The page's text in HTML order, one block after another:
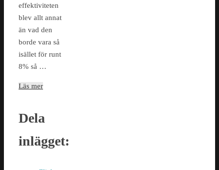
effektiviteten
blev allt annat
än vad den
borde vara så
isället för runt
8% så …
Läs mer
Dela
inlägget: